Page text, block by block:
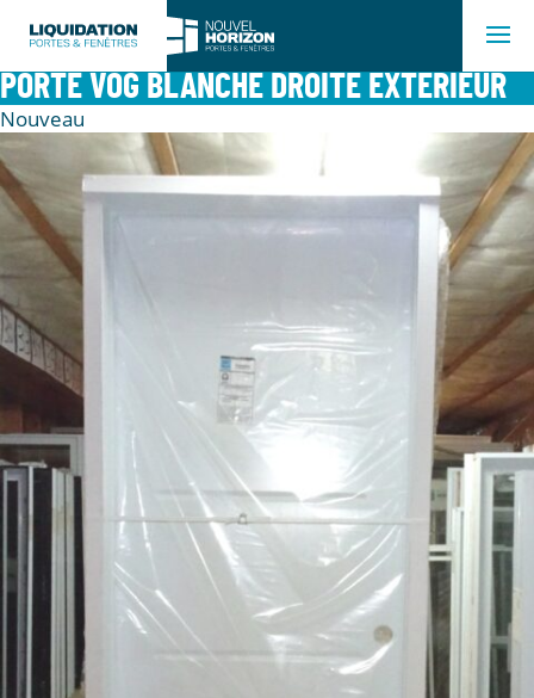
PORTE VOG BLANCHE DROITE EXTÉRIEUR
Nouveau